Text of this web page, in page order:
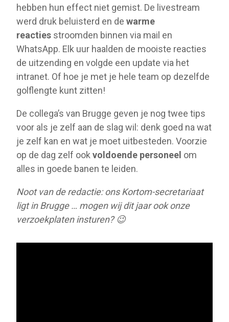
hebben hun effect niet gemist. De livestream
werd druk beluisterd en de warme
reacties stroomden binnen via mail en
WhatsApp. Elk uur haalden de mooiste reacties
de uitzending en volgde een update via het
intranet. Of hoe je met je hele team op dezelfde
golflengte kunt zitten!
De collega’s van Brugge geven je nog twee tips
voor als je zelf aan de slag wil: denk goed na wat
je zelf kan en wat je moet uitbesteden. Voorzie
op de dag zelf ook voldoende personeel om
alles in goede banen te leiden.
Noot van de redactie: ons Kortom-secretariaat
ligt in Brugge … mogen wij dit jaar ook onze
verzoekplaten insturen? 😉